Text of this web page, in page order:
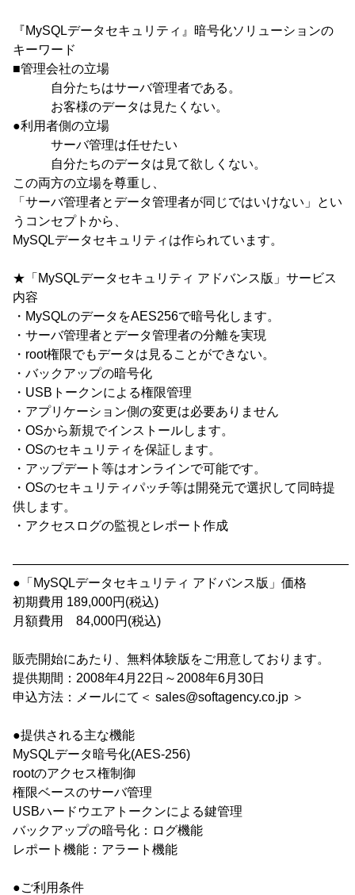
『MySQLデータセキュリティ』暗号化ソリューションの
キーワード
■管理会社の立場
自分たちはサーバ管理者である。
お客様のデータは見たくない。
●利用者側の立場
サーバ管理は任せたい
自分たちのデータは見て欲しくない。
この両方の立場を尊重し、
「サーバ管理者とデータ管理者が同じではいけない」とい
うコンセプトから、
MySQLデータセキュリティは作られています。
★「MySQLデータセキュリティ アドバンス版」サービス
内容
・MySQLのデータをAES256で暗号化します。
・サーバ管理者とデータ管理者の分離を実現
・root権限でもデータは見ることができない。
・バックアップの暗号化
・USBトークンによる権限管理
・アプリケーション側の変更は必要ありません
・OSから新規でインストールします。
・OSのセキュリティを保証します。
・アップデート等はオンラインで可能です。
・OSのセキュリティパッチ等は開発元で選択して同時提
供します。
・アクセスログの監視とレポート作成
●「MySQLデータセキュリティ アドバンス版」価格
初期費用 189,000円(税込)
月額費用 84,000円(税込)
販売開始にあたり、無料体験版をご用意しております。
提供期間：2008年4月22日～2008年6月30日
申込方法：メールにて＜ sales@softagency.co.jp ＞
●提供される主な機能
MySQLデータ暗号化(AES-256)
rootのアクセス権制御
権限ベースのサーバ管理
USBハードウエアトークンによる鍵管理
バックアップの暗号化：ログ機能
レポート機能：アラート機能
●ご利用条件